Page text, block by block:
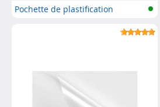
Pochette de plastification